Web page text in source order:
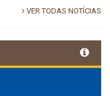
VER TODAS NOTÍCIAS